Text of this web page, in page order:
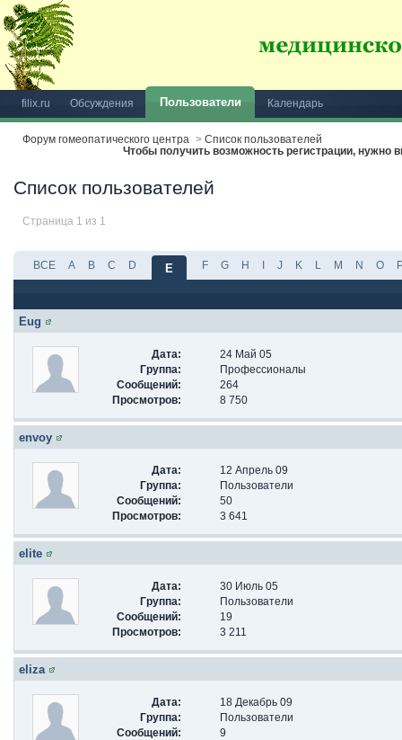
filix.ru Обсуждения Пользователи Календарь
Форум гомеопатического центра > Список пользователей
Чтобы получить возможность регистрации,
Список пользователей
Страница 1 из 1
ВСЕ A B C D E F G H I J K L M N O
Eug
Дата:
24 Май 05
Группа:
Профессионалы
Сообщений:
264
Просмотров:
8 750
envoy
Дата:
12 Апрель 09
Группа:
Пользователи
Сообщений:
50
Просмотров:
3 641
elite
Дата:
30 Июль 05
Группа:
Пользователи
Сообщений:
19
Просмотров:
3 211
eliza
Дата:
18 Декабрь 09
Группа:
Пользователи
Сообщений:
9